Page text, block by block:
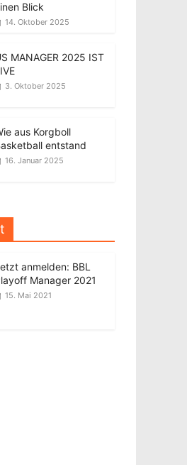
Blick
14. Oktober 2025
MANAGER 2025 IST
3. Oktober 2025
aus Korgboll
entstand
16. Januar 2025
anmelden: BBL
Manager 2021
15. Mai 2021